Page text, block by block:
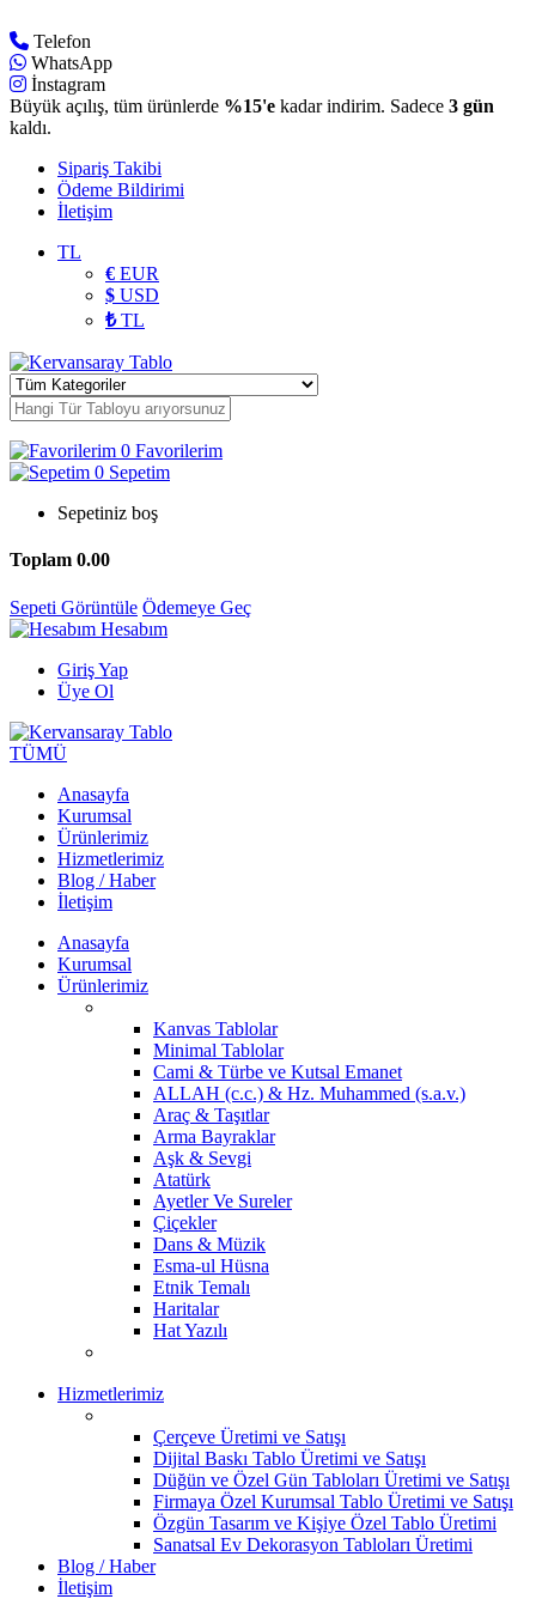
Telefon
WhatsApp
İnstagram
Büyük açılış, tüm ürünlerde %15'e kadar indirim. Sadece 3 gün
kaldı.
Sipariş Takibi
Ödeme Bildirimi
İletişim
TL
€ EUR
$ USD
₺TL
0 Favorilerim
0 Sepetim
Sepetiniz boş
Toplam 0.00
Sepeti Görüntüle Ödemeye Geç
Hesabım
Giriş Yap
Üye Ol
TÜMÜ
Anasayfa
Kurumsal
Ürünlerimiz
Hizmetlerimiz
Blog / Haber
İletişim
Anasayfa
Kurumsal
Ürünlerimiz
Kanvas Tablolar
Minimal Tablolar
Cami & Türbe ve Kutsal Emanet
ALLAH (c.c.) & Hz. Muhammed (s.a.v.)
Araç & Taşıtlar
Arma Bayraklar
Aşk & Sevgi
Atatürk
Ayetler Ve Sureler
Çiçekler
Dans & Müzik
Esma-ul Hüsna
Etnik Temalı
Haritalar
Hat Yazılı
Hizmetlerimiz
Çerçeve Üretimi ve Satışı
Dijital Baskı Tablo Üretimi ve Satışı
Düğün ve Özel Gün Tabloları Üretimi ve Satışı
Firmaya Özel Kurumsal Tablo Üretimi ve Satışı
Özgün Tasarım ve Kişiye Özel Tablo Üretimi
Sanatsal Ev Dekorasyon Tabloları Üretimi
Blog / Haber
İletişim